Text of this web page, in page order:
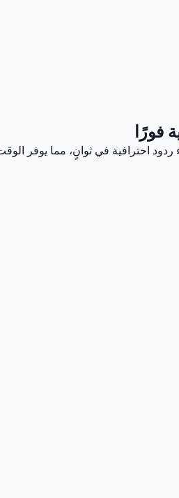
فورًا
ردود احترافية في ثوانٍ، مما يوفر